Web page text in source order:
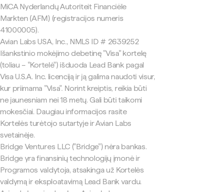
MiCA Nyderlandų Autoriteit Financiële
Markten (AFM) (registracijos numeris
41000005).
Avian Labs USA, Inc., NMLS ID # 2639252
Išankstinio mokėjimo debetinę "Visa" kortelę
(toliau – "Kortelė") išduoda Lead Bank pagal
Visa U.S.A. Inc. licenciją ir ją galima naudoti visur,
kur priimama "Visa". Norint kreiptis, reikia būti
ne jaunesniam nei 18 metų. Gali būti taikomi
mokesčiai. Daugiau informacijos rasite
Kortelės turėtojo sutartyje ir Avian Labs
svetainėje.
Bridge Ventures LLC ("Bridge") nėra bankas.
Bridge yra finansinių technologijų įmonė ir
Programos valdytoja, atsakinga už Kortelės
valdymą ir eksploatavimą Lead Bank vardu.